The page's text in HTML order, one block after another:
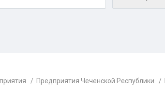
Предприятия Чеченской Республики